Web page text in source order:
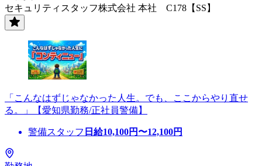
セキュリティスタッフ株式会社 本社 C178【SS】
「こんなはずじゃなかった人生。でも、ここからやり直せ
る。」【愛知県勤務/正社員警備】
警備スタッフ 日給10,100円〜12,100円